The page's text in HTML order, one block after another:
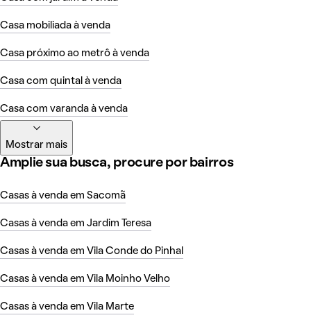
Casa mobiliada à venda
Casa próximo ao metrô à venda
Casa com quintal à venda
Casa com varanda à venda
Mostrar mais
Amplie sua busca, procure por bairros
Casas à venda em Sacomã
Casas à venda em Jardim Teresa
Casas à venda em Vila Conde do Pinhal
Casas à venda em Vila Moinho Velho
Casas à venda em Vila Marte